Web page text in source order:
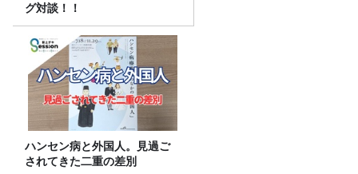
グ対談！！
ハンセン病と外国人。見過ご
されてきた二重の差別